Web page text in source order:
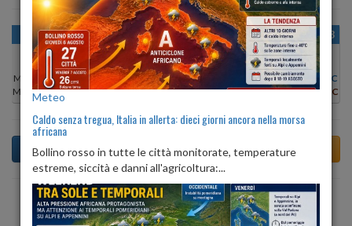
OGGI
Min:
19°C
Max:21°C
SAB 08
Min:20°C
Max:22°C
DOM 09
Min:24°C
Max:25°C
LUN 10
Min: 25°C
Max:26°C
MAR 11
Min:
Max:24°C
MER 12
Min:22°C
Max:23°C
GIO 13
Min:
23°C
Max:25°C
Previsioni del Tempo a Terento di domani
Meteo
Caldo senza tregua, Italia in allerta: dieci giorni ancora nella morsa
africana
Bollino rosso in tutte le città monitorate, temperature
estreme, siccità e danni all'agricoltura:...